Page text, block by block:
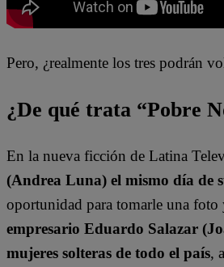
Pero, ¿realmente los tres podrán
¿De qué trata “Pobre
En la nueva ficción de Latina
(Andrea Luna) el mismo día de
oportunidad para tomarle una foto
empresario Eduardo Salazar
mujeres solteras de todo el país,